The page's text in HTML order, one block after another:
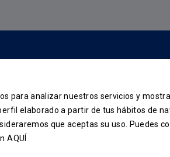
para analizar nuestros servicios y
elaborado a partir de tus hábitos de
que aceptas su uso. Puedes
AQUÍ